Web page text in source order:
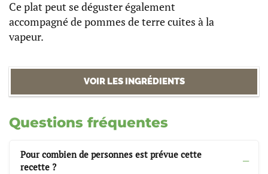
Ce plat peut se déguster également
accompagné de pommes de terre cuites à la
vapeur.
VOIR LES INGRÉDIENTS
Questions fréquentes
Pour combien de personnes est prévue cette
recette ?